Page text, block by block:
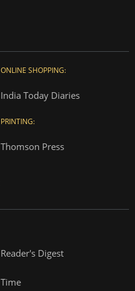
ONLINE SHOPPING:
India Today Diaries
PRINTING:
Thomson Press
Reader's Digest
Time